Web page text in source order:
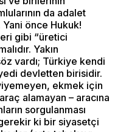
da adalet
Yani önce Hukuk!
gibi “üretici
Yakın
vardı; Türkiye kendi
devletten birisidir.
ekmek için
alamayan – aracına
sorgulanması
ki bir siyasetçi